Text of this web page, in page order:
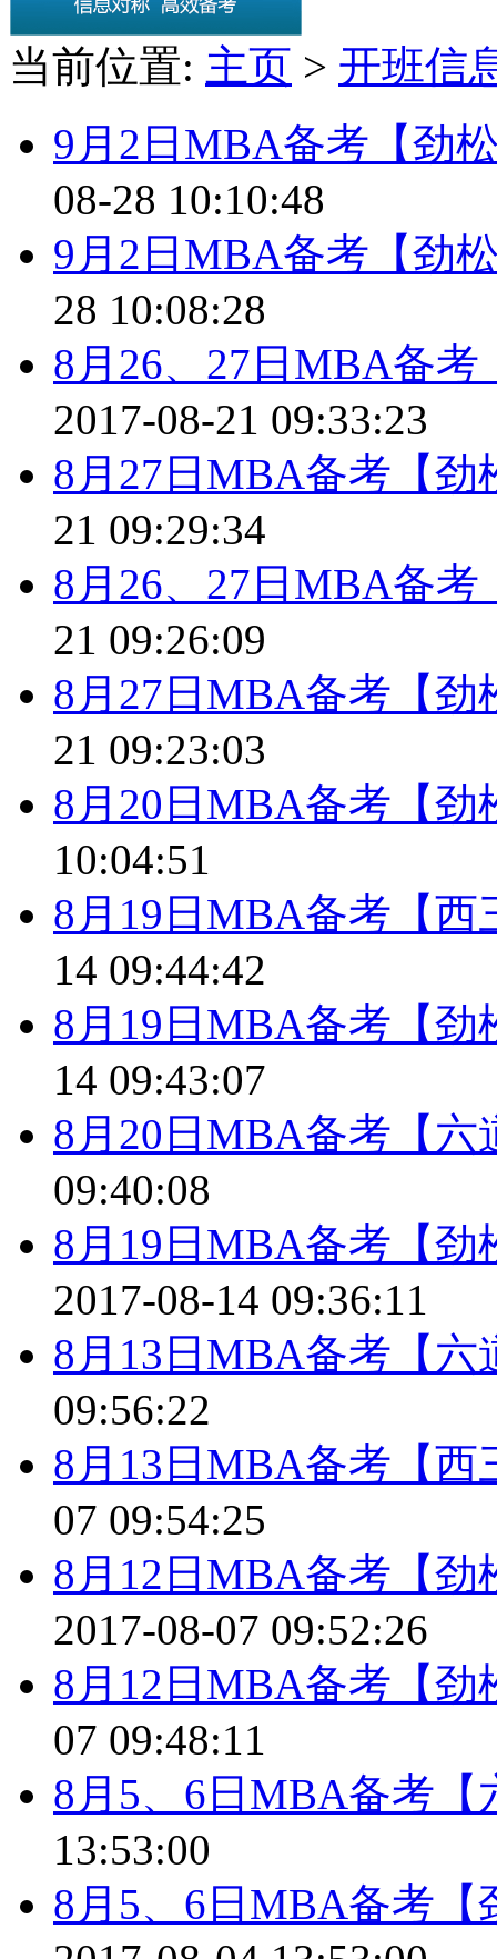
当前位置: 主页 > 开班信
9月2日MBA备考【劲
08-28 10:10:48
9月2日MBA备考【劲
28 10:08:28
8月26、27日MBA备
2017-08-21 09:33:23
8月27日MBA备考【
21 09:29:34
8月26、27日MBA备
21 09:26:09
8月27日MBA备考【
21 09:23:03
8月20日MBA备考【
10:04:51
8月19日MBA备考【
14 09:44:42
8月19日MBA备考【劲
14 09:43:07
8月20日MBA备考【六
09:40:08
8月19日MBA备考【
2017-08-14 09:36:11
8月13日MBA备考【六
09:56:22
8月13日MBA备考【
07 09:54:25
8月12日MBA备考【
2017-08-07 09:52:26
8月12日MBA备考【劲
07 09:48:11
8月5、6日MBA备考
13:53:00
8月5、6日MBA备考